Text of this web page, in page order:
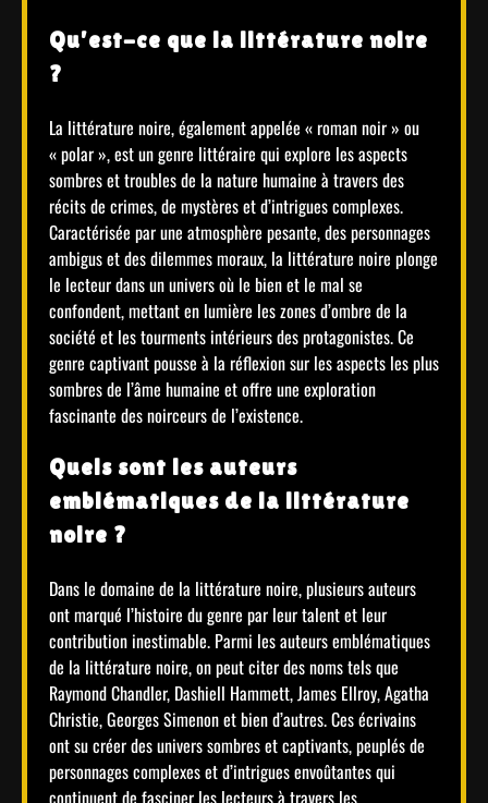
Qu’est-ce que la littérature noire
?
La littérature noire, également appelée « roman noir » ou
« polar », est un genre littéraire qui explore les aspects
sombres et troubles de la nature humaine à travers des
récits de crimes, de mystères et d’intrigues complexes.
Caractérisée par une atmosphère pesante, des personnages
ambigus et des dilemmes moraux, la littérature noire plonge
le lecteur dans un univers où le bien et le mal se
confondent, mettant en lumière les zones d’ombre de la
société et les tourments intérieurs des protagonistes. Ce
genre captivant pousse à la réflexion sur les aspects les plus
sombres de l’âme humaine et offre une exploration
fascinante des noirceurs de l’existence.
Quels sont les auteurs
emblématiques de la littérature
noire ?
Dans le domaine de la littérature noire, plusieurs auteurs
ont marqué l’histoire du genre par leur talent et leur
contribution inestimable. Parmi les auteurs emblématiques
de la littérature noire, on peut citer des noms tels que
Raymond Chandler, Dashiell Hammett, James Ellroy, Agatha
Christie, Georges Simenon et bien d’autres. Ces écrivains
ont su créer des univers sombres et captivants, peuplés de
personnages complexes et d’intrigues envoûtantes qui
continuent de fasciner les lecteurs à travers les